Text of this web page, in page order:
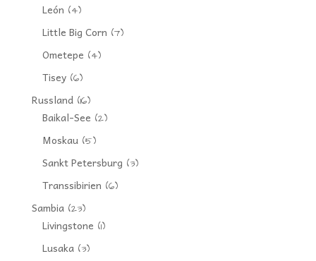
León (4)
Little Big Corn (7)
Ometepe (4)
Tisey(6)
Russland(16)
Baikal-See (2)
Moskau(5)
Sankt Petersburg (3)
Transsibirien (6)
Sambia(23)
Livingstone (1)
Lusaka(3)